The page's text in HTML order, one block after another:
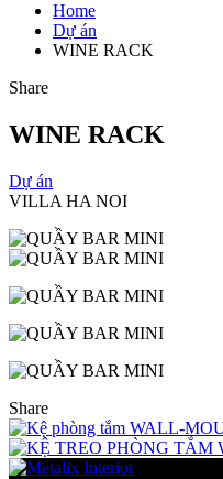
Home
Dự án
WINE RACK
Share
WINE RACK
Dự án
VILLA HA NOI
Share
WALL-